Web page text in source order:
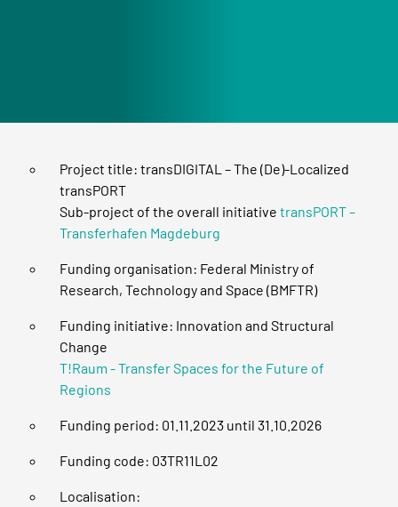
Project title: transDIGITAL – The (De)-Localized
transPORT
Sub-project of the overall initiativetransPORT –
Transferhafen Magdeburg
Funding organisation: Federal Ministry of
Research, Technology and Space (BMFTR)
Funding initiative: Innovation and Structural
Change
T!Raum - Transfer Spaces for the Future of
Regions
Funding period: 01.11.2023 until 31.10.2026
Funding code: 03TR11L02
Localisation: